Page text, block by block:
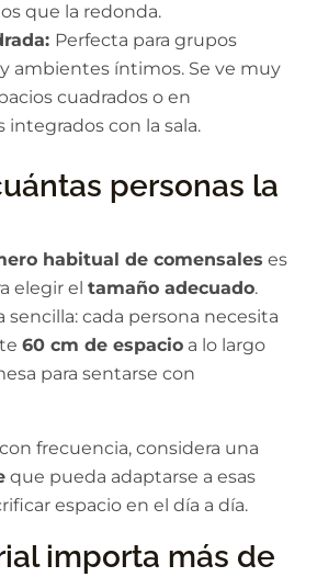
que la redonda.
Perfecta para grupos
ambientes íntimos. Se ve muy
cuadrados o en
integrados con la sala.
personas la
habitual de comensales es
elegir el tamaño adecuado.
sencilla: cada persona necesita
60 cm de espacio a lo largo
para sentarse con
frecuencia, considera una
que pueda adaptarse a esas
espacio en el día a día.
importa más de